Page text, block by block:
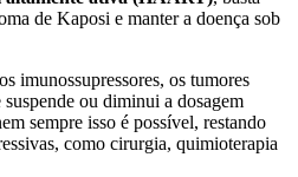
de Kaposi e manter a doença sob
imunossupressores, os tumores
ou diminui a dosagem
sempre isso é possível, restando
como cirurgia, quimioterapia